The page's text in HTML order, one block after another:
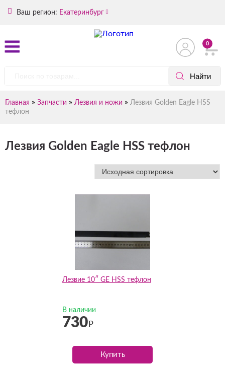
Ваш регион: Екатеринбург
0
Главная » Запчасти » Лезвия и ножи » Лезвия Golden Eagle HSS
тефлон
Лезвия Golden Eagle HSS тефлон
Лезвие 10″ GE HSS тефлон
В наличии
730Р
Купить